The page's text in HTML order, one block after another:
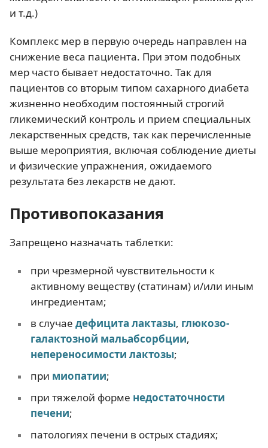
и т.д.)
Комплекс мер в первую очередь направлен на
снижение веса пациента. При этом подобных
мер часто бывает недостаточно. Так для
пациентов со вторым типом сахарного диабета
жизненно необходим постоянный строгий
гликемический контроль и прием специальных
лекарственных средств, так как перечисленные
выше мероприятия, включая соблюдение диеты
и физические упражнения, ожидаемого
результата без лекарств не дают.
Противопоказания
Запрещено назначать таблетки:
при чрезмерной чувствительности к
активному веществу (статинам) и/или иным
ингредиентам;
в случае дефицита лактазы, глюкозо-
галактозной мальабсорбции,
непереносимости лактозы;
при миопатии;
при тяжелой форме недостаточности
печени;
патологиях печени в острых стадиях;